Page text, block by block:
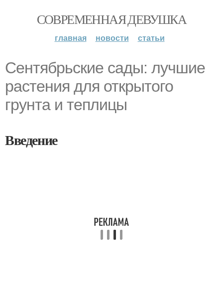
СОВРЕМЕННАЯ ДЕВУШКА
главная новости статьи
Сентябрьские сады: лучшие
растения для открытого
грунта и теплицы
Введение